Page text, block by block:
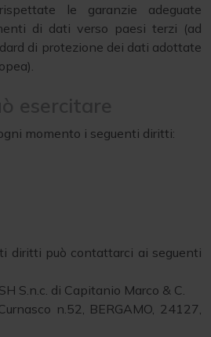
le garanzie adeguate
di dati verso paesi terzi (ad
di protezione dei dati adottate
momento i seguenti diritti:
diritti può contattarci ai seguenti
S.n.c. di Capitanio Marco & C.
n.52, BERGAMO, 24127,